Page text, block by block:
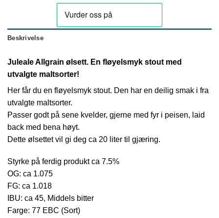
Beskrivelse
Juleale Allgrain ølsett. En fløyelsmyk stout med
utvalgte maltsorter!
Her får du en fløyelsmyk stout. Den har en deilig smak i fra
utvalgte maltsorter.
Passer godt på sene kvelder, gjerne med fyr i peisen, laid
back med bena høyt.
Dette ølsettet vil gi deg ca 20 liter til gjæring.
Styrke på ferdig produkt ca 7.5%
OG: ca 1.075
FG: ca 1.018
IBU: ca 45, Middels bitter
Farge: 77 EBC (Sort)